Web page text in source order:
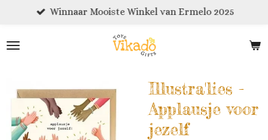
naar
Winnaar Mooiste Winkel van Ermelo 2025
Illustra'lies -
Applausje voor
jezelf